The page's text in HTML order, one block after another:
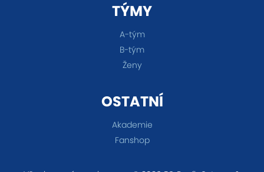
TÝMY
A-tým
B-tým
Ženy
OSTATNÍ
Akademie
Fanshop